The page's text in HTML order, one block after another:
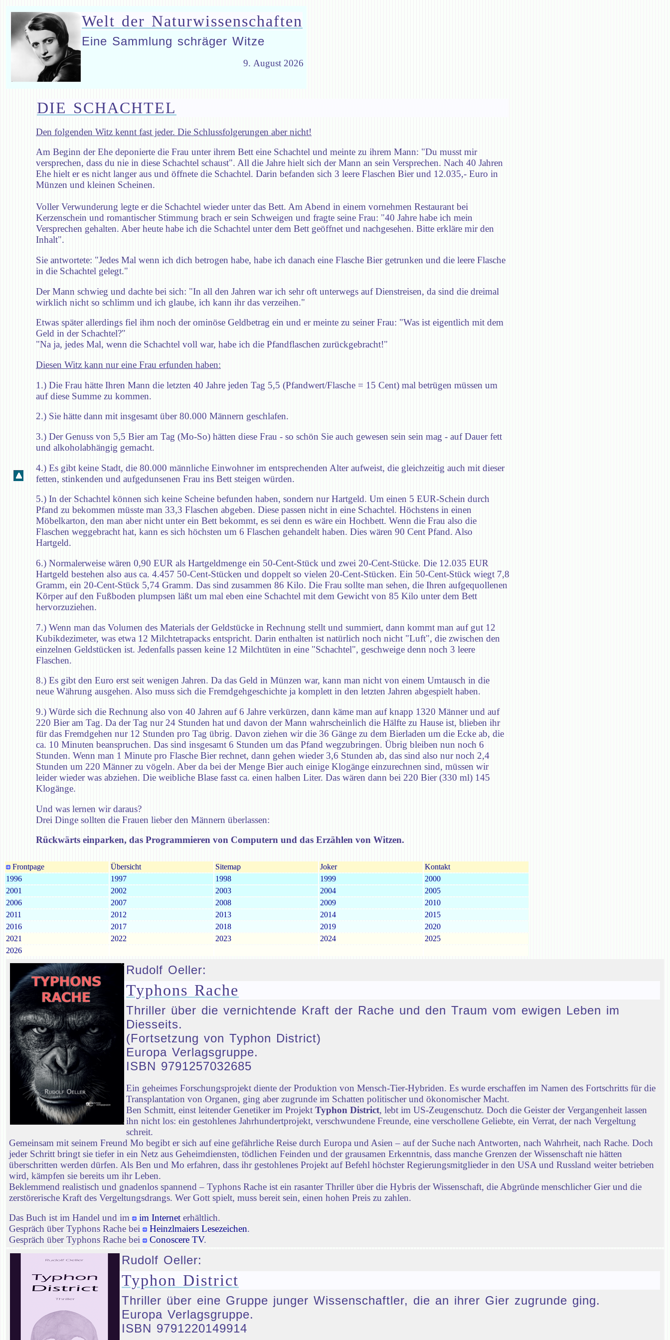
Welt der Naturwissenschaften
Eine Sammlung schräger Witze
9. August 2026
DIE SCHACHTEL
Den folgenden Witz kennt fast jeder. Die Schlussfolgerungen aber nicht!
Am Beginn der Ehe deponierte die Frau unter ihrem Bett eine Schachtel und meinte zu ihrem Mann: "Du musst mir
versprechen, dass du nie in diese Schachtel schaust". All die Jahre hielt sich der Mann an sein Versprechen. Nach 40 Jahren
Ehe hielt er es nicht langer aus und öffnete die Schachtel. Darin befanden sich 3 leere Flaschen Bier und 12.035,- Euro in
Münzen und kleinen Scheinen.
Voller Verwunderung legte er die Schachtel wieder unter das Bett. Am Abend in einem vornehmen Restaurant bei
Kerzenschein und romantischer Stimmung brach er sein Schweigen und fragte seine Frau: "40 Jahre habe ich mein
Versprechen gehalten. Aber heute habe ich die Schachtel unter dem Bett geöffnet und nachgesehen. Bitte erkläre mir den
Inhalt".
Sie antwortete: "Jedes Mal wenn ich dich betrogen habe, habe ich danach eine Flasche Bier getrunken und die leere Flasche
in die Schachtel gelegt."
Der Mann schwieg und dachte bei sich: "In all den Jahren war ich sehr oft unterwegs auf Dienstreisen, da sind die dreimal
wirklich nicht so schlimm und ich glaube, ich kann ihr das verzeihen."
Etwas später allerdings fiel ihm noch der ominöse Geldbetrag ein und er meinte zu seiner Frau: "Was ist eigentlich mit dem
Geld in der Schachtel?"
"Na ja, jedes Mal, wenn die Schachtel voll war, habe ich die Pfandflaschen zurückgebracht!"
Diesen Witz kann nur eine Frau erfunden haben:
1.) Die Frau hätte Ihren Mann die letzten 40 Jahre jeden Tag 5,5 (Pfandwert/Flasche = 15 Cent) mal betrügen müssen um
auf diese Summe zu kommen.
2.) Sie hätte dann mit insgesamt über 80.000 Männern geschlafen.
3.) Der Genuss von 5,5 Bier am Tag (Mo-So) hätten diese Frau - so schön Sie auch gewesen sein sein mag - auf Dauer fett
und alkoholabhängig gemacht.
4.) Es gibt keine Stadt, die 80.000 männliche Einwohner im entsprechenden Alter aufweist, die gleichzeitig auch mit dieser
fetten, stinkenden und aufgedunsenen Frau ins Bett steigen würden.
5.) In der Schachtel können sich keine Scheine befunden haben, sondern nur Hartgeld. Um einen 5 EUR-Schein durch
Pfand zu bekommen müsste man 33,3 Flaschen abgeben. Diese passen nicht in eine Schachtel. Höchstens in einen
Möbelkarton, den man aber nicht unter ein Bett bekommt, es sei denn es wäre ein Hochbett. Wenn die Frau also die
Flaschen weggebracht hat, kann es sich höchsten um 6 Flaschen gehandelt haben. Dies wären 90 Cent Pfand. Also
Hartgeld.
6.) Normalerweise wären 0,90 EUR als Hartgeldmenge ein 50-Cent-Stück und zwei 20-Cent-Stücke. Die 12.035 EUR
Hartgeld bestehen also aus ca. 4.457 50-Cent-Stücken und doppelt so vielen 20-Cent-Stücken. Ein 50-Cent-Stück wiegt 7,8
Gramm, ein 20-Cent-Stück 5,74 Gramm. Das sind zusammen 86 Kilo. Die Frau sollte man sehen, die Ihren aufgequollenen
Körper auf den Fußboden plumpsen läßt um mal eben eine Schachtel mit dem Gewicht von 85 Kilo unter dem Bett
hervorzuziehen.
7.) Wenn man das Volumen des Materials der Geldstücke in Rechnung stellt und summiert, dann kommt man auf gut 12
Kubikdezimeter, was etwa 12 Milchtetrapacks entspricht. Darin enthalten ist natürlich noch nicht "Luft", die zwischen den
einzelnen Geldstücken ist. Jedenfalls passen keine 12 Milchtüten in eine "Schachtel", geschweige denn noch 3 leere
Flaschen.
8.) Es gibt den Euro erst seit wenigen Jahren. Da das Geld in Münzen war, kann man nicht von einem Umtausch in die
neue Währung ausgehen. Also muss sich die Fremdgehgeschichte ja komplett in den letzten Jahren abgespielt haben.
9.) Würde sich die Rechnung also von 40 Jahren auf 6 Jahre verkürzen, dann käme man auf knapp 1320 Männer und auf
220 Bier am Tag. Da der Tag nur 24 Stunden hat und davon der Mann wahrscheinlich die Hälfte zu Hause ist, blieben ihr
für das Fremdgehen nur 12 Stunden pro Tag übrig. Davon ziehen wir die 36 Gänge zu dem Bierladen um die Ecke ab, die
ca. 10 Minuten beanspruchen. Das sind insgesamt 6 Stunden um das Pfand wegzubringen. Übrig bleiben nun noch 6
Stunden. Wenn man 1 Minute pro Flasche Bier rechnet, dann gehen wieder 3,6 Stunden ab, das sind also nur noch 2,4
Stunden um 220 Männer zu vögeln. Aber da bei der Menge Bier auch einige Klogänge einzurechnen sind, müssen wir
leider wieder was abziehen. Die weibliche Blase fasst ca. einen halben Liter. Das wären dann bei 220 Bier (330 ml) 145
Klogänge.
Und was lernen wir daraus?
Drei Dinge sollten die Frauen lieber den Männern überlassen:
Rückwärts einparken, das Programmieren von Computern und das Erzählen von Witzen.
Frontpage Übersicht Sitemap Joker
Kontakt
1996
1997 1998 1999
2000
2001
2002 2003 2004
2005
2006
2007 2008 2009
2010
2011
2012 2013 2014
2015
2016
2017 2018 2019
2020
2021
2022 2023 2024
2025
2026
Rudolf Oeller:
Typhons Rache
Thriller über die vernichtende Kraft der Rache und den Traum vom ewigen Leben im
Diesseits.
(Fortsetzung von Typhon District)
Europa Verlagsgruppe.
ISBN 9791257032685
Ein geheimes Forschungsprojekt diente der Produktion von Mensch-Tier-Hybriden. Es wurde erschaffen im Namen des Fortschritts für die
Transplantation von Organen, ging aber zugrunde im Schatten politischer und ökonomischer Macht.
Ben Schmitt, einst leitender Genetiker im ProjektTyphon District, lebt im US-Zeugenschutz. Doch die Geister der Vergangenheit lassen
ihn nicht los: ein gestohlenes Jahrhundertprojekt, verschwundene Freunde, eine verschollene Geliebte, ein Verrat, der nach Vergeltung
schreit.
Gemeinsam mit seinem Freund Mo begibt er sich auf eine gefährliche Reise durch Europa und Asien – auf der Suche nach Antworten, nach Wahrheit, nach Rache. Doch
jeder Schritt bringt sie tiefer in ein Netz aus Geheimdiensten, tödlichen Feinden und der grausamen Erkenntnis, dass manche Grenzen der Wissenschaft nie hätten
überschritten werden dürfen. Als Ben und Mo erfahren, dass ihr gestohlenes Projekt auf Befehl höchster Regierungsmitglieder in den USA und Russland weiter betrieben
wird, kämpfen sie bereits um ihr Leben.
Beklemmend realistisch und gnadenlos spannend – Typhons Rache ist ein rasanter Thriller über die Hybris der Wissenschaft, die Abgründe menschlicher Gier und die
zerstörerische Kraft des Vergeltungsdrangs. Wer Gott spielt, muss bereit sein, einen hohen Preis zu zahlen.
Das Buch ist im Handel und im
im Internet erhältlich.
Gespräch über Typhons Rache bei
Heinzlmaiers Lesezeichen.
Gespräch über Typhons Rache bei
Conoscere TV.
Rudolf Oeller:
Typhon District
Thriller über eine Gruppe junger Wissenschaftler, die an ihrer Gier zugrunde ging.
Europa Verlagsgruppe.
ISBN 9791220149914